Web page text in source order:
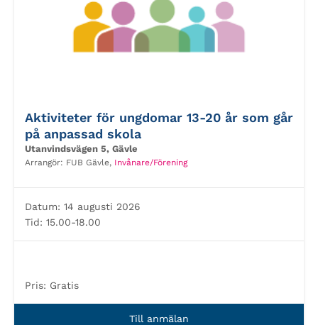
Aktiviteter för ungdomar 13-20 år som går
på anpassad skola
Utanvindsvägen 5, Gävle
Arrangör: FUB Gävle, Invånare/Förening
Datum: 14 augusti 2026
Tid: 15.00-18.00
Pris: Gratis
Till anmälan